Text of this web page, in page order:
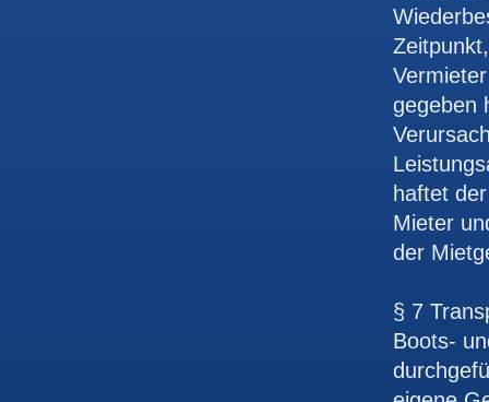
gegeben
haftet
Mieter
der
§ 7
Boots-